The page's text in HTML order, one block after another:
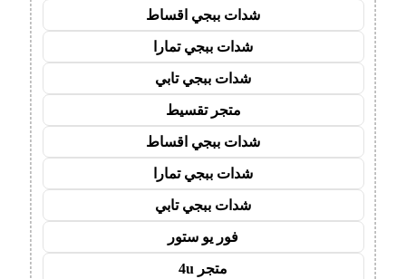
شدات ببجي اقساط
شدات ببجي تمارا
شدات ببجي تابي
متجر تقسيط
شدات ببجي اقساط
شدات ببجي تمارا
شدات ببجي تابي
فور يو ستور
متجر 4u